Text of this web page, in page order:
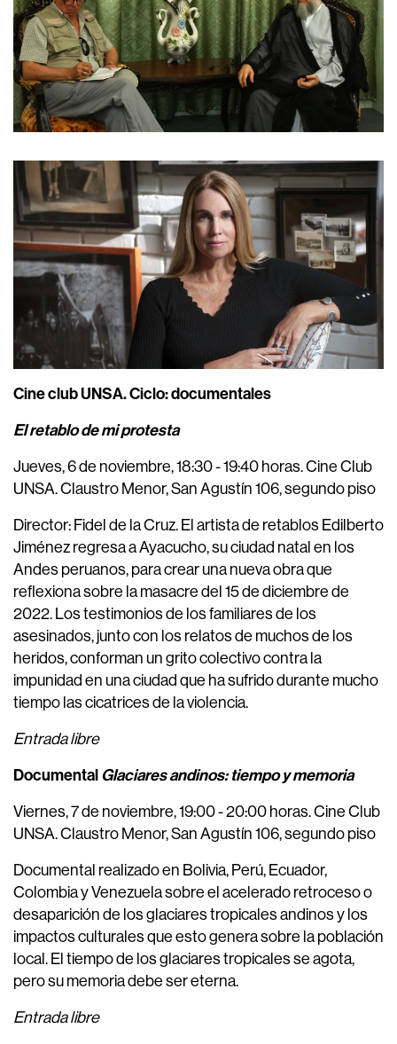
Cine club UNSA. Ciclo: documentales
El retablo de mi protesta
Jueves, 6 de noviembre, 18:30 - 19:40 horas. Cine Club
UNSA. Claustro Menor, San Agustín 106, segundo piso
Director: Fidel de la Cruz. El artista de retablos Edilberto
Jiménez regresa a Ayacucho, su ciudad natal en los
Andes peruanos, para crear una nueva obra que
reflexiona sobre la masacre del 15 de diciembre de
2022. Los testimonios de los familiares de los
asesinados, junto con los relatos de muchos de los
heridos, conforman un grito colectivo contra la
impunidad en una ciudad que ha sufrido durante mucho
tiempo las cicatrices de la violencia.
Entrada libre
Documental Glaciares andinos: tiempo y memoria
Viernes, 7 de noviembre, 19:00 - 20:00 horas. Cine Club
UNSA. Claustro Menor, San Agustín 106, segundo piso
Documental realizado en Bolivia, Perú, Ecuador,
Colombia y Venezuela sobre el acelerado retroceso o
desaparición de los glaciares tropicales andinos y los
impactos culturales que esto genera sobre la población
local. El tiempo de los glaciares tropicales se agota,
pero su memoria debe ser eterna.
Entrada libre